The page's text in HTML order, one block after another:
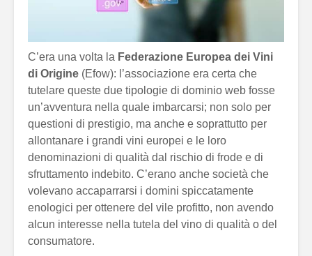
C’era una volta la Federazione Europea dei Vini
di Origine (Efow): l’associazione era certa che
tutelare queste due tipologie di dominio web fosse
un’avventura nella quale imbarcarsi; non solo per
questioni di prestigio, ma anche e soprattutto per
allontanare i grandi vini europei e le loro
denominazioni di qualità dal rischio di frode e di
sfruttamento indebito. C’erano anche società che
volevano accaparrarsi i domini spiccatamente
enologici per ottenere del vile profitto, non avendo
alcun interesse nella tutela del vino di qualità o del
consumatore.